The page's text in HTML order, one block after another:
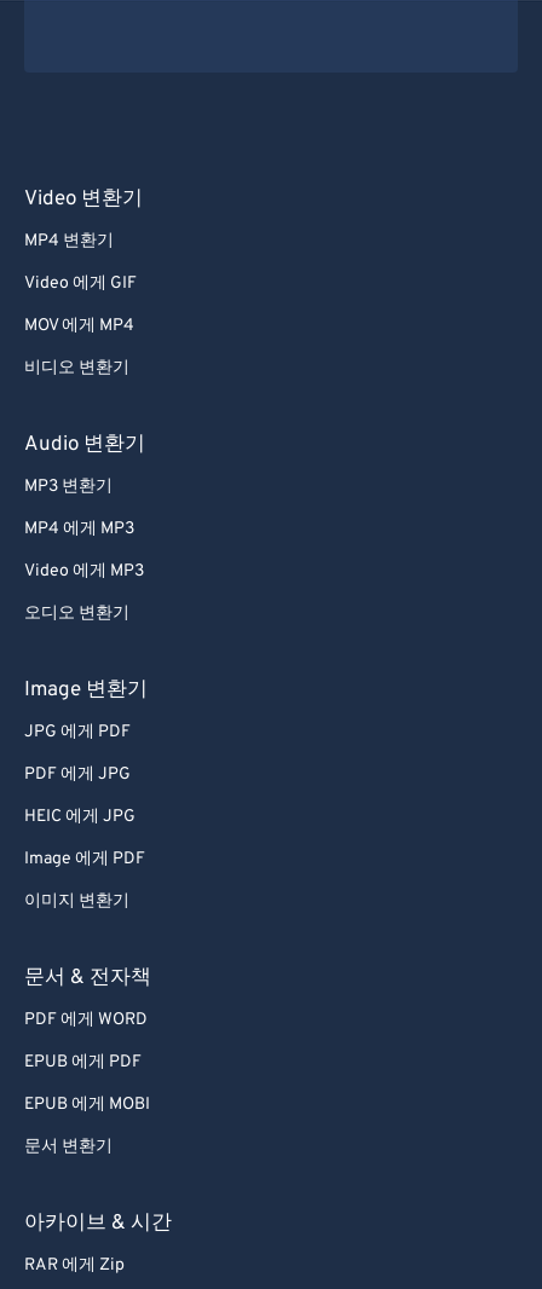
Video 변환기
MP4 변환기
Video 에게 GIF
MOV 에게 MP4
비디오 변환기
Audio 변환기
MP3 변환기
MP4 에게 MP3
Video 에게 MP3
오디오 변환기
Image 변환기
JPG 에게 PDF
PDF 에게 JPG
HEIC 에게 JPG
Image 에게 PDF
이미지 변환기
문서 & 전자책
PDF 에게 WORD
EPUB 에게 PDF
EPUB 에게 MOBI
문서 변환기
아카이브 & 시간
RAR 에게 Zip